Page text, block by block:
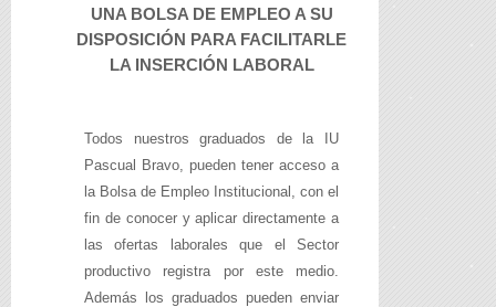
UNA BOLSA DE EMPLEO A SU
DISPOSICIÓN PARA FACILITARLE
LA INSERCIÓN LABORAL
Todos nuestros graduados de la IU
Pascual Bravo, pueden tener acceso a
la Bolsa de Empleo Institucional, con el
fin de conocer y aplicar directamente a
las ofertas laborales que el Sector
productivo registra por este medio.
Además los graduados pueden enviar